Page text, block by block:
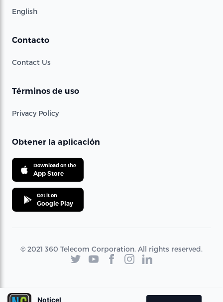
English
Contacto
Contact Us
Términos de uso
Privacy Policy
Obtener la aplicación
Download on the
App Store
Get it on
Google Play
© 2021 360 Telecom Corporation. All rights reserved.
Noticel